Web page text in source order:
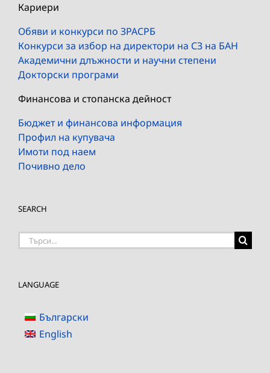
Кариери
Обяви и конкурси по ЗРАСРБ
Конкурси за избор на директори на СЗ на БАН
Академични длъжности и научни степени
Докторски програми
Финансова и стопанска дейност
Бюджет и финансова информация
Профил на купувача
Имоти под наем
Почивно дело
SEARCH
Търсене
LANGUAGE
Български
English